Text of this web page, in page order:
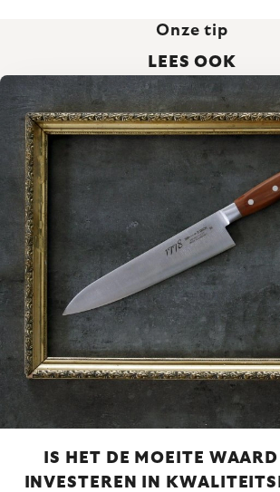
Onze tip
LEES OOK
IS HET DE MOEITE
INVESTEREN IN